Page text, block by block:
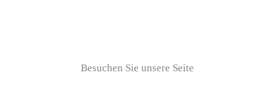
Besuchen Sie unsere Seite